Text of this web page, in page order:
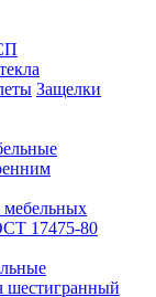
Защелки
17475-80